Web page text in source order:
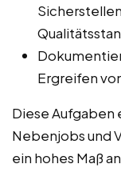
Ergreifen
Diese Aufgaben
Nebenjobs und
ein hohes Maß